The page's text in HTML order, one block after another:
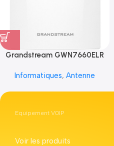
Grandstream GWN7660ELR
Informatiques, Antenne
Equipement VOIP
Voir les produits